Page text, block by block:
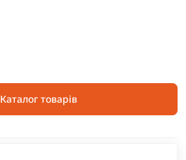
Каталог товарів